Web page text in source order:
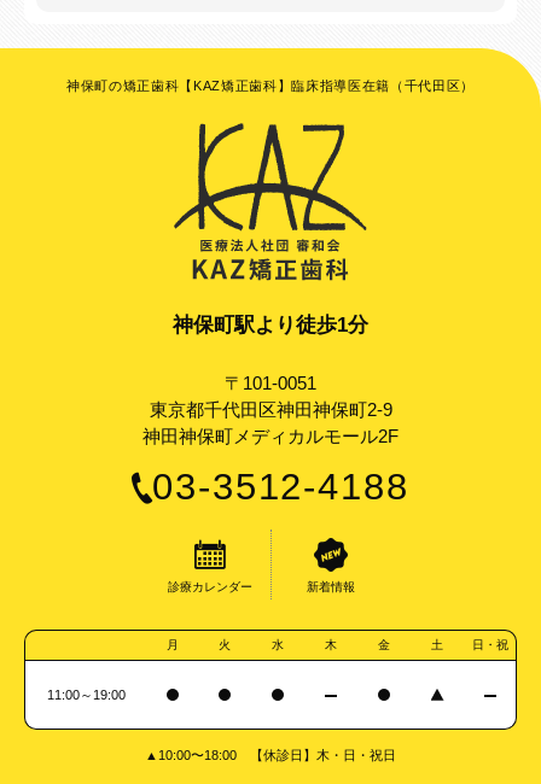
神保町の矯正歯科【KAZ矯正歯科】臨床指導医在籍（千代田区）
神保町駅より徒歩1分
〒101-0051
東京都千代田区神田神保町2-9
神田神保町メディカルモール2F
03-3512-4188
診療カレンダー 新着情報
月 火 水 木 金 土 日・祝
11:00～19:00
▲10:00〜18:00 【休診日】木・日・祝日